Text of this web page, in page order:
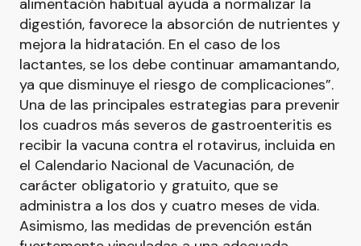
alimentación habitual ayuda a normalizar la
digestión, favorece la absorción de nutrientes y
mejora la hidratación. En el caso de los
lactantes, se los debe continuar amamantando,
ya que disminuye el riesgo de complicaciones”.
Una de las principales estrategias para prevenir
los cuadros más severos de gastroenteritis es
recibir la vacuna contra el rotavirus, incluida en
el Calendario Nacional de Vacunación, de
carácter obligatorio y gratuito, que se
administra a los dos y cuatro meses de vida.
Asimismo, las medidas de prevención están